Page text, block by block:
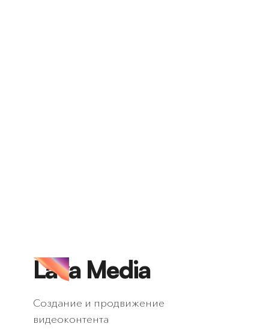
Lava Media
Создание и продвижение
видеоконтента